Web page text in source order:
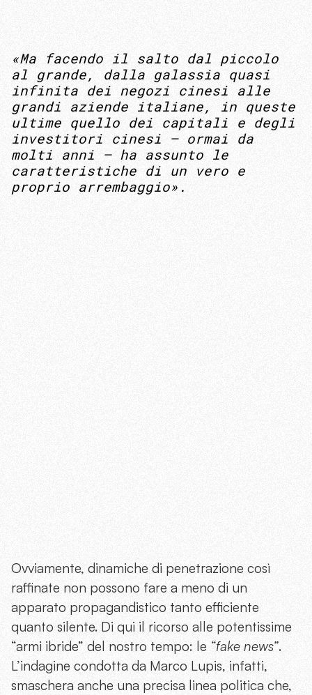
«Ma facendo il salto dal piccolo
al grande, dalla galassia quasi
infinita dei negozi cinesi alle
grandi aziende italiane, in queste
ultime quello dei capitali e degli
investitori cinesi – ormai da
molti anni – ha assunto le
caratteristiche di un vero e
proprio arrembaggio».
Ovviamente, dinamiche di penetrazione così
raffinate non possono fare a meno di un
apparato propagandistico tanto efficiente
quanto silente. Di qui il ricorso alle potentissime
“armi ibride” del nostro tempo: le “fake news”.
L’indagine condotta da Marco Lupis, infatti,
smaschera anche una precisa linea politica che,